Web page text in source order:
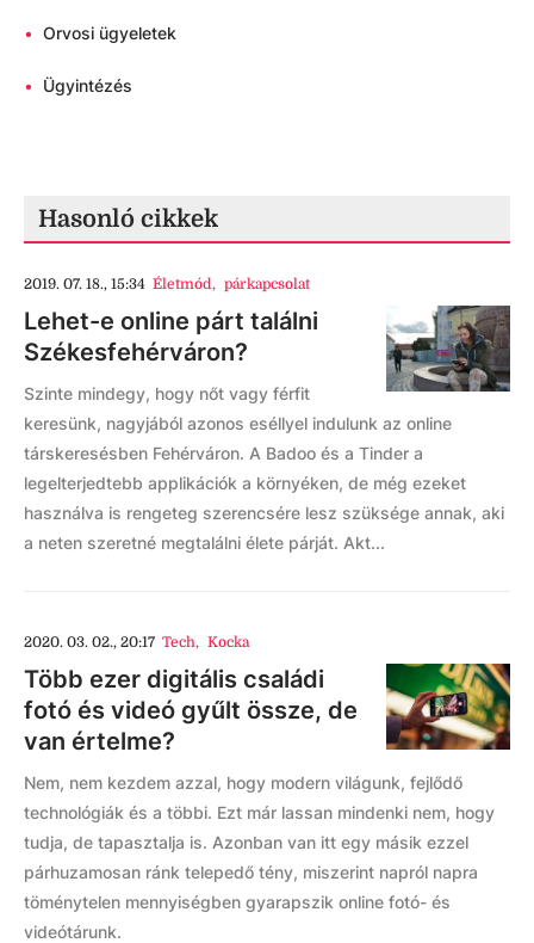
• Orvosi ügyeletek
• Ügyintézés
Hasonló cikkek
2019. 07. 18., 15:34 Életmód, párkapcsolat
Lehet-e online párt találni
Székesfehérváron?
Szinte mindegy, hogy nőt vagy férfit
keresünk, nagyjából azonos eséllyel indulunk az online
társkeresésben Fehérváron. A Badoo és a Tinder a
legelterjedtebb applikációk a környéken, de még ezeket
használva is rengeteg szerencsére lesz szüksége annak, aki
a neten szeretné megtalálni élete párját. Akt...
2020. 03. 02., 20:17 Tech, Kocka
Több ezer digitális családi
fotó és videó gyűlt össze, de
van értelme?
Nem, nem kezdem azzal, hogy modern világunk, fejlődő
technológiák és a többi. Ezt már lassan mindenki nem, hogy
tudja, de tapasztalja is. Azonban van itt egy másik ezzel
párhuzamosan ránk telepedő tény, miszerint napról napra
töménytelen mennyiségben gyarapszik online fotó- és
videótárunk.